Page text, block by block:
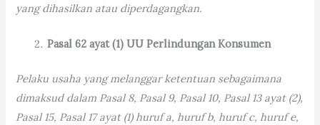
yang dihasilkan atau diperdagangkan.
Pasal 62 ayat (1) UU Perlindungan Konsumen
Pelaku usaha yang melanggar ketentuan sebagaimana
dimaksud dalam Pasal 8, Pasal 9, Pasal 10, Pasal 13 ayat (2),
Pasal 15, Pasal 17 ayat (1) huruf a, huruf b, huruf c, huruf e,